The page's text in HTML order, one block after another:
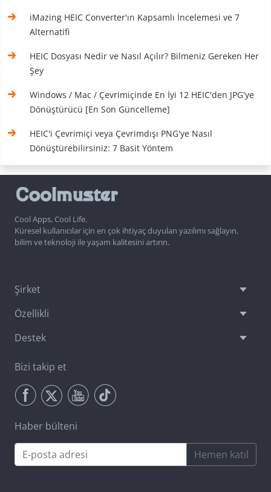
iMazing HEIC Converter'ın Kapsamlı İncelemesi ve 7
Alternatifi
HEIC Dosyası Nedir ve Nasıl Açılır? Bilmeniz Gereken Her
Şey
Windows / Mac / Çevrimiçinde En İyi 12 HEIC'den JPG'ye
Dönüştürücü [En Son Güncelleme]
HEIC'i Çevrimiçi veya Çevrimdışı PNG'ye Nasıl
Dönüştürebilirsiniz: 7 Basit Yöntem
Cool Apps, Cool Life.
Küresel kullanıcılar için en çok ihtiyaç duyulan yazılımı sağlayın,
bilim ve teknoloji ile yaşam kalitesini artırın.
Şirket
Özellikli
Destek
Bizi takip et
Haber bülteni
Hemen katıl